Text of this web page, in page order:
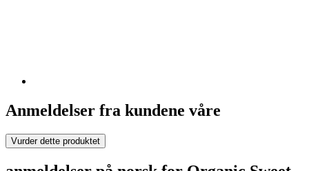
Anmeldelser fra kundene våre
Vurder dette produktet